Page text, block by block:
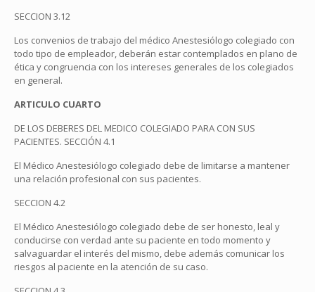
SECCION 3.12
Los convenios de trabajo del médico Anestesiólogo colegiado con
todo tipo de empleador, deberán estar contemplados en plano de
ética y congruencia con los intereses generales de los colegiados
en general.
ARTICULO CUARTO
DE LOS DEBERES DEL MEDICO COLEGIADO PARA CON SUS
PACIENTES. SECCIÓN 4.1
El Médico Anestesiólogo colegiado debe de limitarse a mantener
una relación profesional con sus pacientes.
SECCION 4.2
El Médico Anestesiólogo colegiado debe de ser honesto, leal y
conducirse con verdad ante su paciente en todo momento y
salvaguardar el interés del mismo, debe además comunicar los
riesgos al paciente en la atención de su caso.